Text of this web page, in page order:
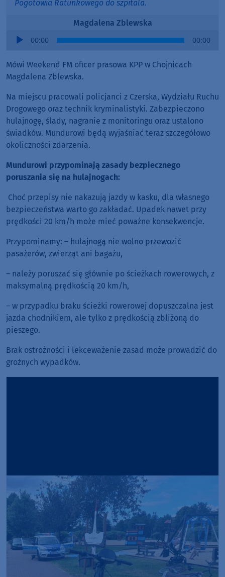
Pogotowia Ratunkowego do szpitala.
Magdalena Zblewska
Audio
00:00 00:00
Mówi Weekend FM oficer prasowa KPP w Chojnicach
Magdalena Zblewska.
Na miejscu pracowali policjanci z Czerska, Wydziału Ruchu
Drogowego oraz technik kryminalistyki. Zabezpieczono
hulajnogę, ślady, nagranie z monitoringu oraz ustalono
świadków. Mundurowi będą wyjaśniać teraz szczegółowo
okoliczności zdarzenia.
Mundurowi przypominają zasady bezpiecznego
poruszania się na hulajnogach:
Choć przepisy nie nakazują jazdy w kasku, dla własnego
bezpieczeństwa warto go zakładać. Upadek nawet przy
prędkości 20 km/h może mieć poważne konsekwencje.
Przypominamy: – hulajnogą nie wolno przewozić
pasażerów, zwierząt ani bagażu,
– należy poruszać się głównie po ścieżkach rowerowych, z
maksymalną prędkością 20 km/h,
– w przypadku braku ścieżki rowerowej dopuszczalna jest
jazda chodnikiem, ale tylko z prędkością zbliżoną do
pieszego.
Brak ostrożności i lekceważenie zasad może prowadzić do
groźnych wypadków.